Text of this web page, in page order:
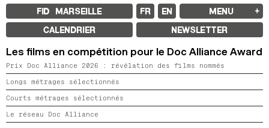
FID MARSEILLE FR EN MENU
FID MARSEILLE
À PROPOS
LE FID À L’ANNÉE
ÉDUCATION À L’IMAGE
À L’INTERNATIONAL
LIVRES ET REVUES
LES ENGAGEMENTS
FESTIVAL FID 37
CALENDRIER NEWSLETTER
Les films en compétition pour le Doc Alliance Award
Prix Doc Alliance 2026 : révélation des films nommés
Longs métrages sélectionnés
Courts métrages sélectionnés
Le réseau Doc Alliance